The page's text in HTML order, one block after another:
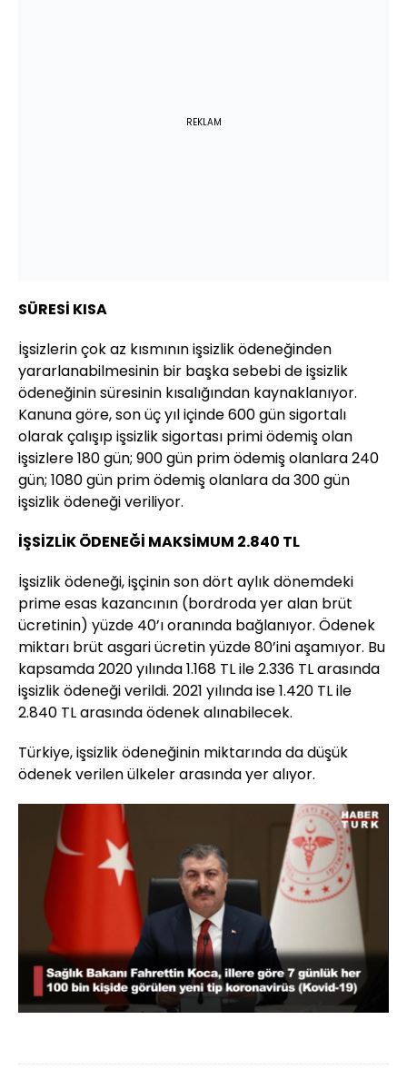
REKLAM
SÜRESİ KISA
İşsizlerin çok az kısmının işsizlik ödeneğinden
yararlanabilmesinin bir başka sebebi de işsizlik
ödeneğinin süresinin kısalığından kaynaklanıyor.
Kanuna göre, son üç yıl içinde 600 gün sigortalı
olarak çalışıp işsizlik sigortası primi ödemiş olan
işsizlere 180 gün; 900 gün prim ödemiş olanlara 240
gün; 1080 gün prim ödemiş olanlara da 300 gün
işsizlik ödeneği veriliyor.
İŞSİZLİK ÖDENEĞİ MAKSİMUM 2.840 TL
İşsizlik ödeneği, işçinin son dört aylık dönemdeki
prime esas kazancının (bordroda yer alan brüt
ücretinin) yüzde 40’ı oranında bağlanıyor. Ödenek
miktarı brüt asgari ücretin yüzde 80’ini aşamıyor. Bu
kapsamda 2020 yılında 1.168 TL ile 2.336 TL arasında
işsizlik ödeneği verildi. 2021 yılında ise 1.420 TL ile
2.840 TL arasında ödenek alınabilecek.
Türkiye, işsizlik ödeneğinin miktarında da düşük
ödenek verilen ülkeler arasında yer alıyor.
Aç
Yüklendi
71.60%
Oynatma
Hızı